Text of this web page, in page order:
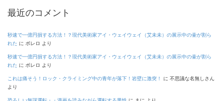
最近のコメント
秒速で一億円損する方法！？現代美術家アイ・ウェイウェイ（艾未未）の展示中の壷が割ら
れた に ボレロ より
秒速で一億円損する方法！？現代美術家アイ・ウェイウェイ（艾未未）の展示中の壷が割ら
れた に ボレロ より
これは痛そう！ロック・クライミング中の青年が落下！岩壁に激突！ に 不思議な名無しさん
より